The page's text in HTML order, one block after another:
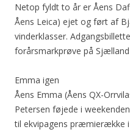
Netop fyldt to år er Åens
Åens Leica) ejet og ført af
vinderklasser.
forårsmarkprøve på
Emma igen
Åens Emma (Åens QX-
Petersen føjede i
til ekvipagens præmierække